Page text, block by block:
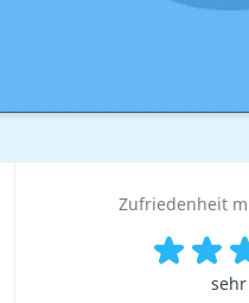
Zufriedenheit